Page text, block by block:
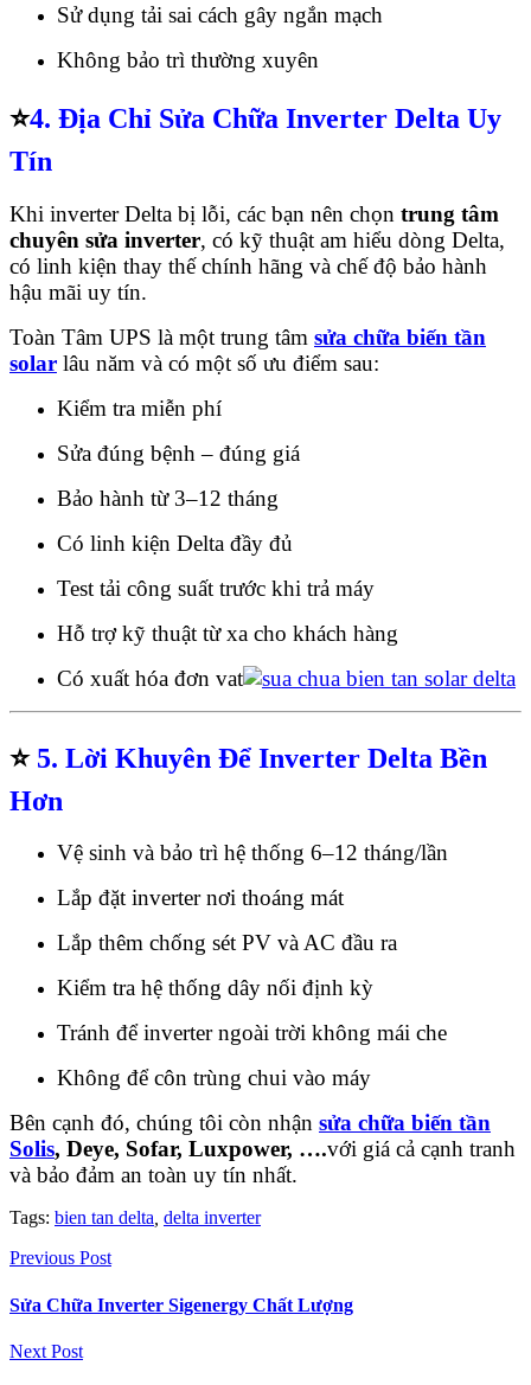
Sử dụng tải sai cách gây ngắn mạch
Không bảo trì thường xuyên
⭐4. Địa Chỉ Sửa Chữa Inverter Delta Uy
Tín
Khi inverter Delta bị lỗi, các bạn nên chọn trung tâm
chuyên sửa inverter, có kỹ thuật am hiểu dòng Delta,
có linh kiện thay thế chính hãng và chế độ bảo hành
hậu mãi uy tín.
Toàn Tâm UPS là một trung tâm sửa chữa biến tần
solar lâu năm và có một số ưu điểm sau:
Kiểm tra miễn phí
Sửa đúng bệnh – đúng giá
Bảo hành từ 3–12 tháng
Có linh kiện Delta đầy đủ
Test tải công suất trước khi trả máy
Hỗ trợ kỹ thuật từ xa cho khách hàng
Có xuất hóa đơn vat
⭐5. Lời Khuyên Để Inverter Delta Bền
Hơn
Vệ sinh và bảo trì hệ thống 6–12 tháng/lần
Lắp đặt inverter nơi thoáng mát
Lắp thêm chống sét PV và AC đầu ra
Kiểm tra hệ thống dây nối định kỳ
Tránh để inverter ngoài trời không mái che
Không để côn trùng chui vào máy
Bên cạnh đó, chúng tôi còn nhận sửa chữa biến tần
Solis, Deye, Sofar, Luxpower, ….với giá cả cạnh tranh
và bảo đảm an toàn uy tín nhất.
Tags: bien tan delta, delta inverter
Previous Post
Sửa Chữa Inverter Sigenergy Chất Lượng
Next Post